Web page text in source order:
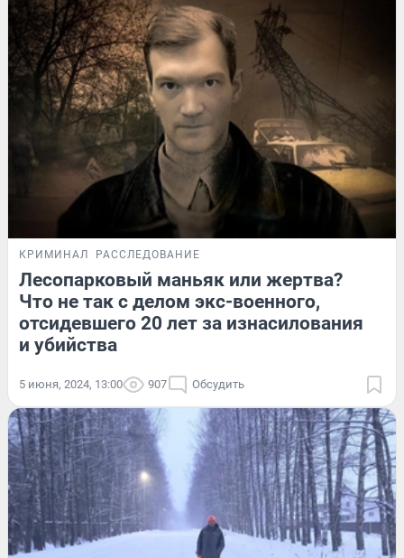
КРИМИНАЛ РАССЛЕДОВАНИЕ
Лесопарковый маньяк или жертва?
Что не так с делом экс-военного,
отсидевшего 20 лет за изнасилования
и убийства
5 июня, 2024, 13:00 907 Обсудить